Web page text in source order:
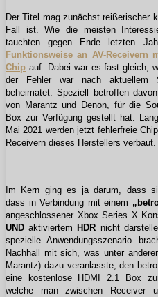
Der Titel mag zunächst reißerischer
Fall ist. Wie die meisten
tauchten gegen Ende letzten
Funktionsweise an AV-Receivern
Chip auf. Dabei war es fast gleich,
der Fehler war nach aktuellem
beheimatet. Speziell betroffen
von Marantz und Denon, für die
Box zur Verfügung gestellt hat.
Mai 2021 werden jetzt fehlerfreie
Receivern dieses Herstellers verbaut.
Im Kern ging es ja darum, dass
dass in Verbindung mit einem
angeschlossener Xbox Series X
UND aktiviertem HDR nicht
spezielle Anwendungsszenario
Nachhall mit sich, was unter
Marantz) dazu veranlasste, den
eine kostenlose HDMI 2.1 Box
welche man zwischen Receiver